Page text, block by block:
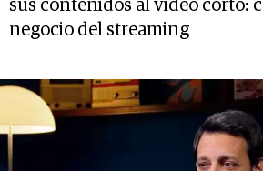
sus contenidos al video corto:
negocio del streaming